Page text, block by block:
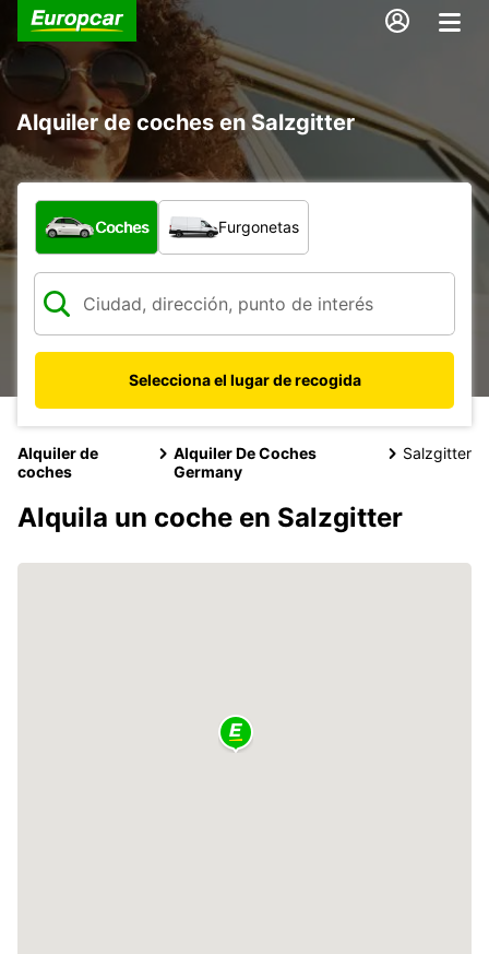
Alquiler de coches en Salzgitter
¿Qué tipo de vehículo?
Coches Furgonetas
Selecciona el lugar de recogida
Alquiler de
coches
Alquiler De Coches
Germany
Salzgitter
Alquila un coche en Salzgitter